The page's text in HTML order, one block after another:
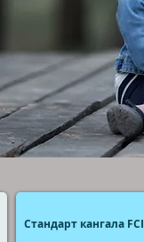
Стандарт кангала FCI